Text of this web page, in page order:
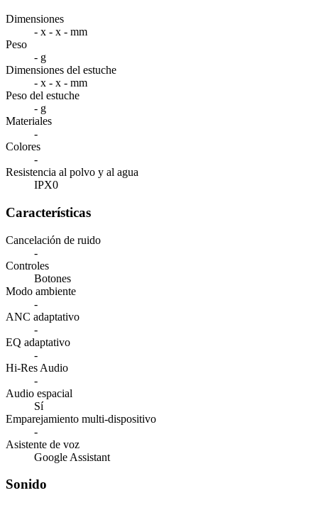
Dimensiones
- x - x - mm
Peso
- g
Dimensiones del estuche
- x - x - mm
Peso del estuche
- g
Materiales
-
Colores
-
Resistencia al polvo y al agua
IPX0
Características
Cancelación de ruido
-
Controles
Botones
Modo ambiente
-
ANC adaptativo
-
EQ adaptativo
-
Hi-Res Audio
-
Audio espacial
Sí
Emparejamiento multi-dispositivo
-
Asistente de voz
Google Assistant
Sonido